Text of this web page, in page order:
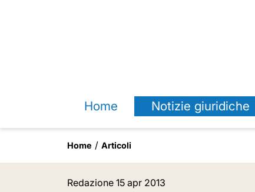
Home Notizie giuridiche
Home Articoli
Redazione 15 apr 2013